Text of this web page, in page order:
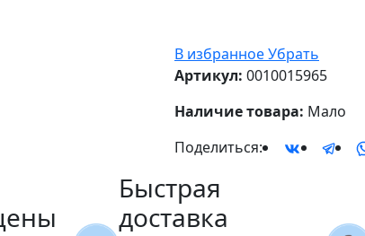
В избранноеУбрать
Артикул: 0010015965
Наличие товара: Мало
Поделиться:
Быстрая
доставка